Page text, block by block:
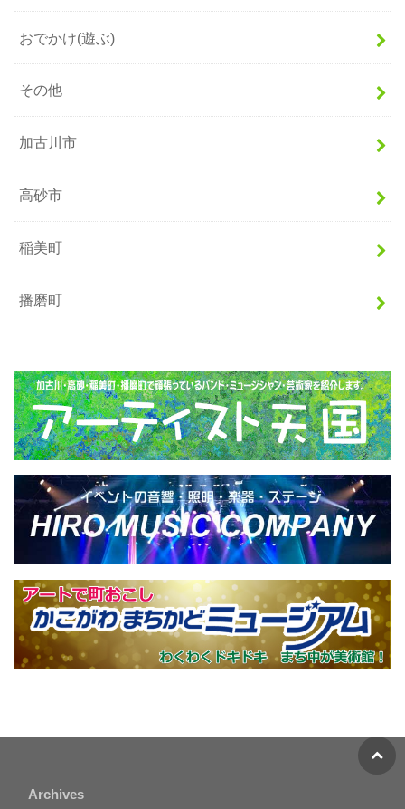
おでかけ(遊ぶ)
その他
加古川市
高砂市
稲美町
播磨町
Archives